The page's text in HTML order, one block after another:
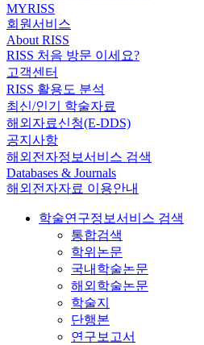
MYRISS
회원서비스
About RISS
RISS 처음 방문 이세요?
고객센터
RISS 활용도 분석
최신/인기 학술자료
해외자료신청(E-DDS)
공지사항
해외전자정보서비스 검색
Databases & Journals
해외전자자료 이용안내
학술연구정보서비스 검색
통합검색
학위논문
국내학술논문
해외학술논문
학술지
단행본
연구보고서